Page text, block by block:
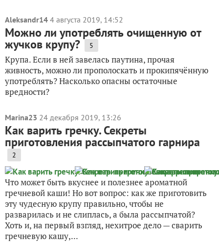
Aleksandr14 4 августа 2019, 14:52
Можно ли употреблять очищенную от
жучков крупу? 5
Крупа. Если в ней завелась паутина, прочая
живность, можно ли прополоскать и прокипячённую
употреблять? Насколько опасны остаточные
вредности?
Marina23 24 декабря 2019, 13:26
Как варить гречку. Секреты
приготовления рассыпчатого гарнира
2
Что может быть вкуснее и полезнее ароматной
гречневой каши! Но вот вопрос: как же приготовить
эту чудесную крупу правильно, чтобы не
разварилась и не слиплась, а была рассыпчатой?
Хоть и, на первый взгляд, нехитрое дело — сварить
гречневую кашу,...